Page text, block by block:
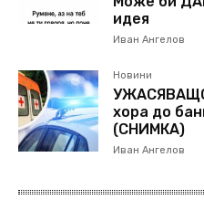
идея
Иван Ангелов
Новини
хора до
(СНИМКА)
Иван Ангелов